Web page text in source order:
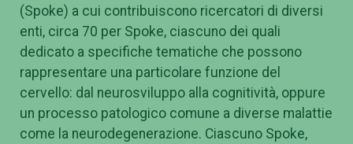
(Spoke) a cui contribuiscono ricercatori di diversi
enti, circa 70 per Spoke, ciascuno dei quali
dedicato a specifiche tematiche che possono
rappresentare una particolare funzione del
cervello: dal neurosviluppo alla cognitività, oppure
un processo patologico comune a diverse malattie
come la neurodegenerazione. Ciascuno Spoke,